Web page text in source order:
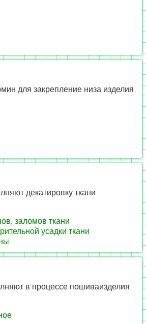
для закрепление низа изделия
декатировку ткани
заломов ткани
усадки ткани
в процессе пошиваизделия